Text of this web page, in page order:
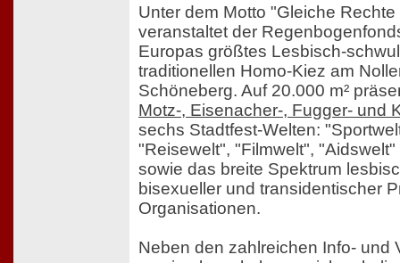
Unter dem Motto "Gleiche
veranstaltet der
Europas größtes Lesbisch-
traditionellen Homo-Kiez am
Schöneberg. Auf 20.000 m²
Motz-, Eisenacher-, Fugger- und
sechs Stadtfest-Welten:
"Reisewelt", "Filmwelt",
sowie das breite Spektrum
bisexueller und transidentischer
Organisationen.
Neben den zahlreichen Info- und